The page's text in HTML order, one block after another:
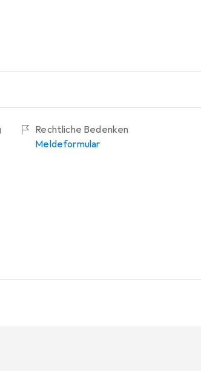
Rechtliche Bedenken
Meldeformular